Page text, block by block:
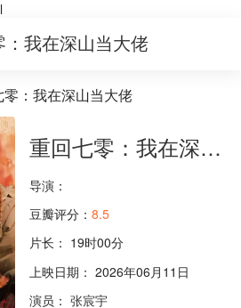
：我在深山当大佬
零：我在深山当大佬
重回七零：我在深山当大佬
导演：
豆瓣评分： 8.5
片长： 19时00分
上映日期： 2026年06月11日
演员： 张宸宇